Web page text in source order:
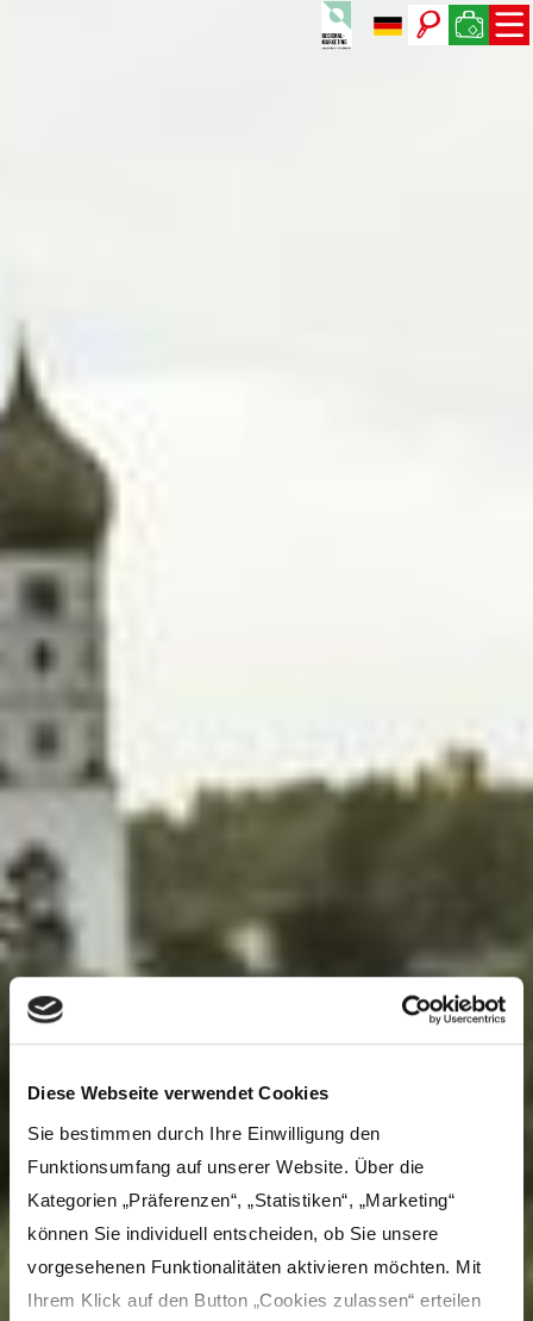
Diese Webseite verwendet Cookies
Sie bestimmen durch Ihre Einwilligung den
Funktionsumfang auf unserer Website. Über die
Kategorien „Präferenzen“, „Statistiken“, „Marketing“
können Sie individuell entscheiden, ob Sie unsere
vorgesehenen Funktionalitäten aktivieren möchten. Mit
Ihrem Klick auf den Button „Cookies zulassen“ erteilen